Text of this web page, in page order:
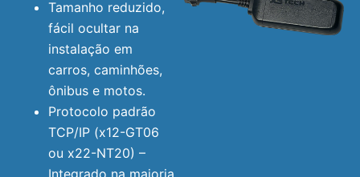
Tamanho reduzido,
fácil ocultar na
instalação em
carros, caminhões,
ônibus e motos.
Protocolo padrão
TCP/IP (x12-GT06
ou x22-NT20) –
Integrado na maioria